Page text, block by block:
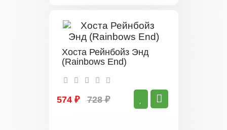
Хоста Рейнбойз Энд
(Rainbows End)
574 ₽ 728 ₽